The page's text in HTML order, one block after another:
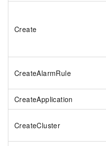
Create
CreateAlarmRule
CreateApplication
CreateCluster